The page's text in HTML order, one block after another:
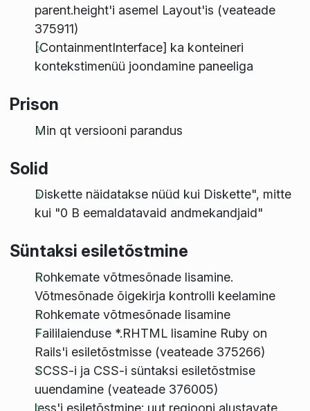
parent.height'i asemel Layout'is (veateade
375911)
[ContainmentInterface] ka konteineri
kontekstimenüü joondamine paneeliga
Prison
Min qt versiooni parandus
Solid
Diskette näidatakse nüüd kui Diskette", mitte
kui "0 B eemaldatavaid andmekandjaid"
Süntaksi esiletõstmine
Rohkemate võtmesõnade lisamine.
Võtmesõnade õigekirja kontrolli keelamine
Rohkemate võtmesõnade lisamine
Faililaienduse *.RHTML lisamine Ruby on
Rails'i esiletõstmisse (veateade 375266)
SCSS-i ja CSS-i süntaksi esiletõstmise
uuendamine (veateade 376005)
less'i esiletõstmine: uut regiooni alustavate